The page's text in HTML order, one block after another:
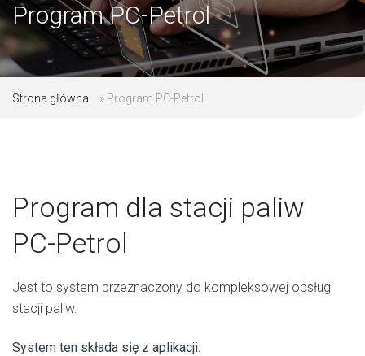
Program PC-Petrol
Strona główna » Program PC-Petrol
Program dla stacji paliw
PC-Petrol
Jest to system przeznaczony do kompleksowej obsługi
stacji paliw.
System ten składa się z aplikacji: